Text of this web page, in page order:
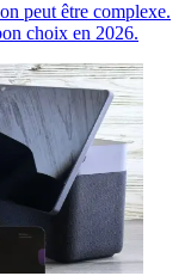
peut être complexe.
choix en 2026.